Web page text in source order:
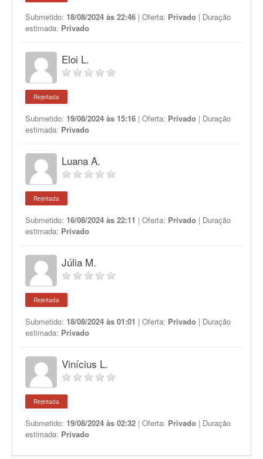
Submetido: 18/08/2024 às 22:46 | Oferta: Privado | Duração
estimada: Privado
Eloi L.
Rejeitada
Submetido: 19/08/2024 às 15:16 | Oferta: Privado | Duração
estimada: Privado
Luana A.
Rejeitada
Submetido: 16/08/2024 às 22:11 | Oferta: Privado | Duração
estimada: Privado
Júlia M.
Rejeitada
Submetido: 18/08/2024 às 01:01 | Oferta: Privado | Duração
estimada: Privado
Vinícius L.
Rejeitada
Submetido: 19/08/2024 às 02:32 | Oferta: Privado | Duração
estimada: Privado